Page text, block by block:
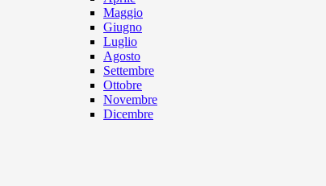
Maggio
Giugno
Luglio
Agosto
Settembre
Ottobre
Novembre
Dicembre